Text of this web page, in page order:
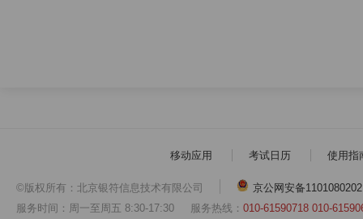
移动应用 考试日历 使用指
©版权所有：北京银符信息技术有限公司
京公网安备
服务时间：周一至周五 8:30-17:30 服务热线： 010-61590718 010-